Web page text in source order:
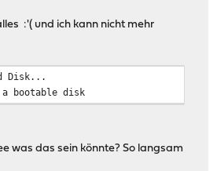
:'( und ich kann nicht mehr
Disk...
bootable disk
was das sein könnte? So langsam